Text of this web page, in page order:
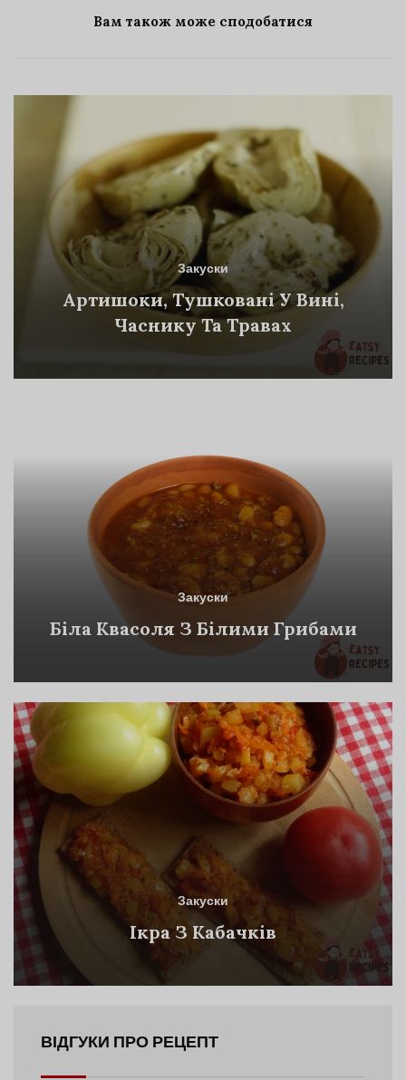
Вам також може сподобатися
Закуски
Артишоки, Тушковані У Вині,
Часнику Та Травах
Закуски
Біла Квасоля З Білими Грибами
Закуски
Ікра З Кабачків
ВІДГУКИ ПРО РЕЦЕПТ